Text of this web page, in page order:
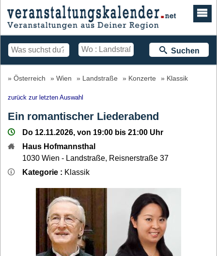
Suchen
Österreich Wien Landstraße Konzerte Klassik
zurück zur letzten Auswahl
Ein romantischer Liederabend
Do 12.11.2026, von 19:00 bis 21:00 Uhr
Haus Hofmannsthal
1030 Wien - Landstraße, Reisnerstraße 37
Kategorie : Klassik